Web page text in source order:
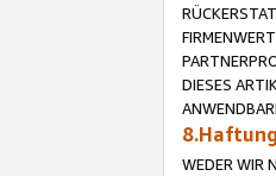
DIESES
WEDER WIR